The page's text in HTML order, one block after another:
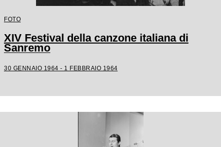
FOTO
XIV Festival della canzone italiana di
Sanremo
30 GENNAIO 1964 - 1 FEBBRAIO 1964